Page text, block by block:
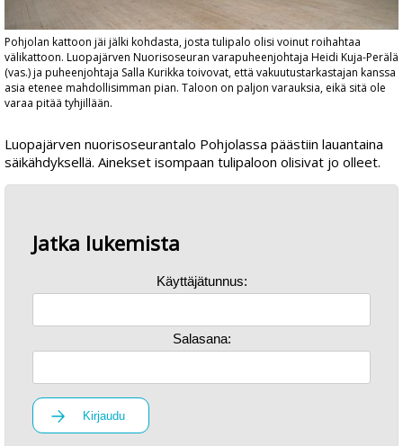
Pohjolan kattoon jäi jälki kohdasta, josta tulipalo olisi voinut roihahtaa
välikattoon. Luopajärven Nuorisoseuran varapuheenjohtaja Heidi Kuja-Perälä
(vas.) ja puheenjohtaja Salla Kurikka toivovat, että vakuutustarkastajan kanssa
asia etenee mahdollisimman pian. Taloon on paljon varauksia, eikä sitä ole
varaa pitää tyhjillään.
Luopajärven nuorisoseurantalo Pohjolassa päästiin lauantaina
säikähdyksellä. Ainekset isompaan tulipaloon olisivat jo olleet.
Jatka lukemista
Käyttäjätunnus:
Salasana:
Kirjaudu